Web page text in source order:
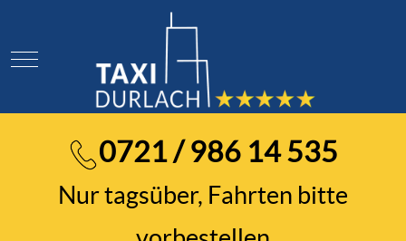
Mobile Menu Toggle
0721 / 986 14 535
Nur tagsüber, Fahrten bitte